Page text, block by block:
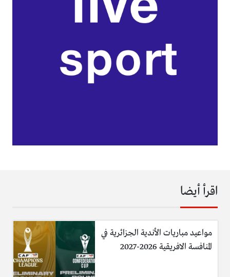
اقرأ أيضا
مواعيد مباريات الأندية الجزائرية في
المنافسة الافريقية 2026-2027